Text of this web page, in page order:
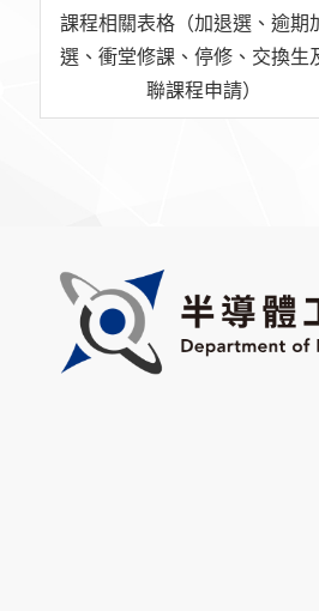
課程相關表格（加退選、逾期
選、衝堂修課、停修、交換生
聯課程申請）